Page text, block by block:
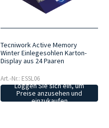
Tecniwork Active Memory
Winter Einlegesohlen Karton-
Display aus 24 Paaren
Art.-Nr.: ESSL06
Loggen Sie sich ein, um
Preise anzusehen und
einzukaufen